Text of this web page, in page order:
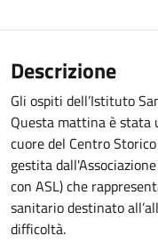
Descrizione
Gli ospiti dell’Istituto
Questa mattina è
cuore del Centro
gestita
con ASL) che
sanitario destinato
difficoltà.